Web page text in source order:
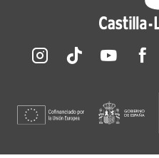
Redes sociales JCCM